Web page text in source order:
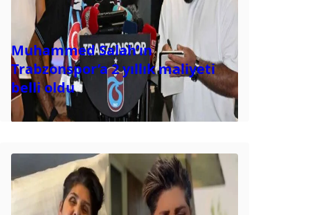
Muhammed Salah’ın
Trabzonspor’a 2 yıllık maliyeti
belli oldu